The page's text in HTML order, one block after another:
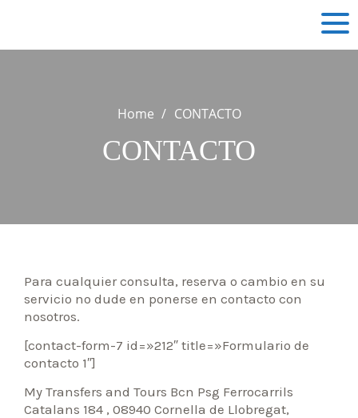
MY GOLF & SPORT
MY CHOFER
Home CONTACTO
CONTACTO
Para cualquier consulta, reserva o cambio en su
servicio no dude en ponerse en contacto con
nosotros.
[contact-form-7 id=»212″ title=»Formulario de
contacto 1″]
My Transfers and Tours Bcn Psg Ferrocarrils
Catalans 184 , 08940 Cornella de Llobregat,